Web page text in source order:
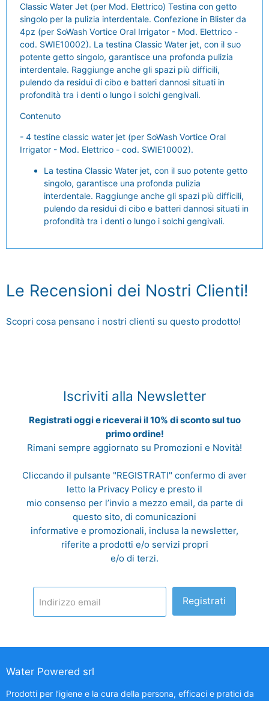
Classic Water Jet (per Mod. Elettrico) Testina con getto
singolo per la pulizia interdentale. Confezione in Blister da
4pz (per SoWash Vortice Oral Irrigator - Mod. Elettrico -
cod. SWIE10002). La testina Classic Water jet, con il suo
potente getto singolo, garantisce una profonda pulizia
interdentale. Raggiunge anche gli spazi più difficili,
pulendo da residui di cibo e batteri dannosi situati in
profondità tra i denti o lungo i solchi gengivali.
Contenuto
- 4 testine classic water jet (per SoWash Vortice Oral
Irrigator - Mod. Elettrico - cod. SWIE10002).
La testina Classic Water jet, con il suo potente getto
singolo, garantisce una profonda pulizia
interdentale. Raggiunge anche gli spazi più difficili,
pulendo da residui di cibo e batteri dannosi situati in
profondità tra i denti o lungo i solchi gengivali.
Le Recensioni dei Nostri Clienti!
Scopri cosa pensano i nostri clienti su questo prodotto!
Iscriviti alla Newsletter
Registrati oggi e riceverai il 10% di sconto sul tuo
primo ordine!
Rimani sempre aggiornato su Promozioni e Novità!
Cliccando il pulsante "REGISTRATI" confermo di aver
letto la Privacy Policy e presto il
mio consenso per l’invio a mezzo email, da parte di
questo sito, di comunicazioni
informative e promozionali, inclusa la newsletter,
riferite a prodotti e/o servizi propri
e/o di terzi.
Indirizzo email Registrati
Water Powered srl
Prodotti per l’igiene e la cura della persona, efficaci e pratici da